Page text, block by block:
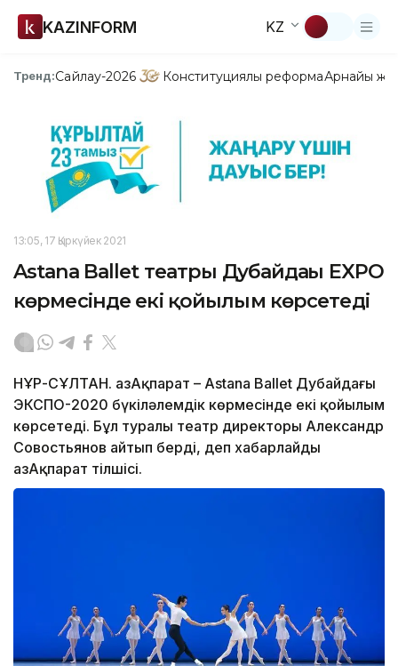
KAZINFORM KZ
Тренд:Сайлау-2026 Конституциялық реформаАрнайы
13:05, 17 Қыркүйек 2021
Astana Ballet театры Дубайдағы EXPO
көрмесінде екі қойылым көрсетеді
НҰР-СҰЛТАН. ҚазАқпарат – Astana Ballet Дубайдағы
ЭКСПО-2020 бүкіләлемдік көрмесінде екі қойылым
көрсетеді. Бұл туралы театр директоры Александр
Совостьянов айтып берді, деп хабарлайды
ҚазАқпарат тілшісі.